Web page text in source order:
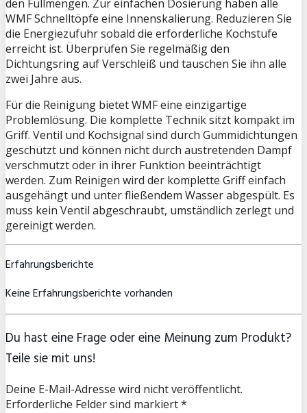
den Füllmengen. Zur einfachen Dosierung haben alle
WMF Schnelltöpfe eine Innenskalierung. Reduzieren Sie
die Energiezufuhr sobald die erforderliche Kochstufe
erreicht ist. Überprüfen Sie regelmäßig den
Dichtungsring auf Verschleiß und tauschen Sie ihn alle
zwei Jahre aus.
Für die Reinigung bietet WMF eine einzigartige
Problemlösung. Die komplette Technik sitzt kompakt im
Griff. Ventil und Kochsignal sind durch Gummidichtungen
geschützt und können nicht durch austretenden Dampf
verschmutzt oder in ihrer Funktion beeinträchtigt
werden. Zum Reinigen wird der komplette Griff einfach
ausgehängt und unter fließendem Wasser abgespült. Es
muss kein Ventil abgeschraubt, umständlich zerlegt und
gereinigt werden.
Erfahrungsberichte
Keine Erfahrungsberichte vorhanden
Du hast eine Frage oder eine Meinung zum Produkt?
Teile sie mit uns!
Deine E-Mail-Adresse wird nicht veröffentlicht.
Erforderliche Felder sind markiert *